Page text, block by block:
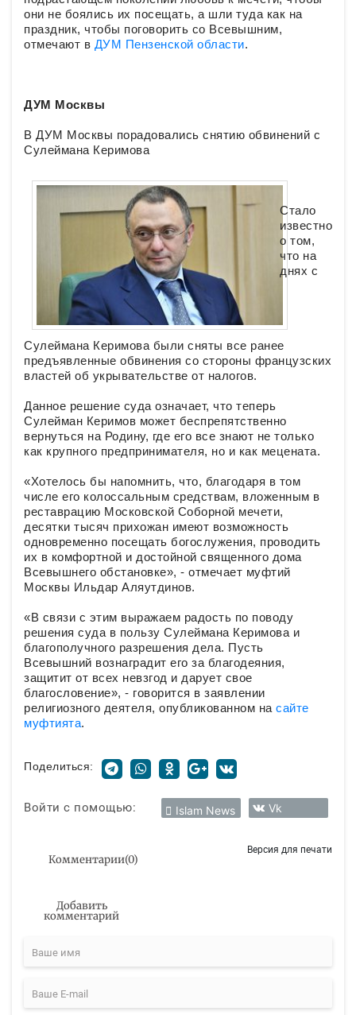
они не боялись их посещать, а шли туда как на
праздник, чтобы поговорить со Всевышним,
отмечают в ДУМ Пензенской области.
ДУМ Москвы
В ДУМ Москвы порадовались снятию обвинений с
Сулеймана Керимова
Стало
известно
о том,
что на
днях с
Сулеймана Керимова были сняты все ранее
предъявленные обвинения со стороны французских
властей об укрывательстве от налогов.
Данное решение суда означает, что теперь
Сулейман Керимов может беспрепятственно
вернуться на Родину, где его все знают не только
как крупного предпринимателя, но и как мецената.
«Хотелось бы напомнить, что, благодаря в том
числе его колоссальным средствам, вложенным в
реставрацию Московской Соборной мечети,
десятки тысяч прихожан имеют возможность
одновременно посещать богослужения, проводить
их в комфортной и достойной священного дома
Всевышнего обстановке», - отмечает муфтий
Москвы Ильдар Аляутдинов.
«В связи с этим выражаем радость по поводу
решения суда в пользу Сулеймана Керимова и
благополучного разрешения дела. Пусть
Всевышний вознаградит его за благодеяния,
защитит от всех невзгод и дарует свое
благословение», - говорится в заявлении
религиозного деятеля, опубликованном на сайте
муфтията.
Поделиться:
Войти с помощью: Islam News Vk
Комментарии(0)
Версия для печати
Добавить
комментарий